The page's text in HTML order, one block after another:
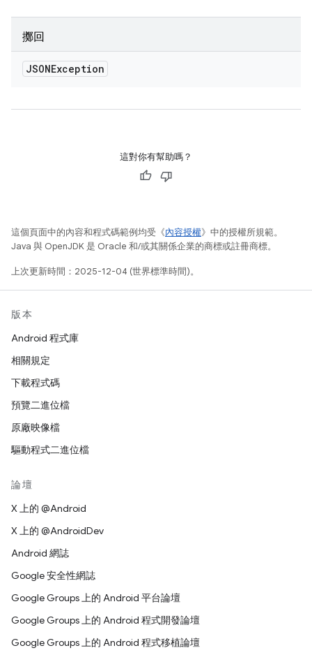
擲回
JSONException
這對你有幫助嗎？
這個頁面中的內容和程式碼範例均受《內容授權》中的授權所規範。
Java 與 OpenJDK 是 Oracle 和/或其關係企業的商標或註冊商標。
上次更新時間：2025-12-04 (世界標準時間)。
版本
Android 程式庫
相關規定
下載程式碼
預覽二進位檔
原廠映像檔
驅動程式二進位檔
論壇
X 上的 @Android
X 上的 @AndroidDev
Android 網誌
Google 安全性網誌
Google Groups 上的 Android 平台論壇
Google Groups 上的 Android 程式開發論壇
Google Groups 上的 Android 程式移植論壇